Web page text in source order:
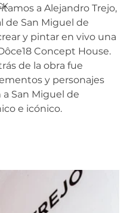
a Alejandro Trejo,
de San Miguel de
y pintar en vivo una
Concept House.
de la obra fue
y personajes
San Miguel de
e icónico.